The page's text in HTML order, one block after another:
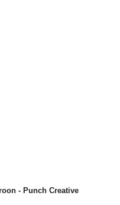
- Punch Creative